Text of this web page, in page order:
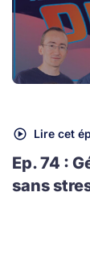
Lire cet
Ep. 74 :
sans